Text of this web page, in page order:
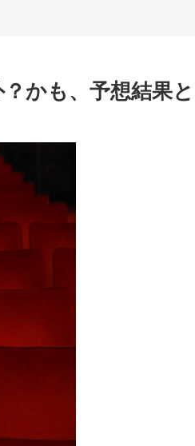
かも、予想結果と